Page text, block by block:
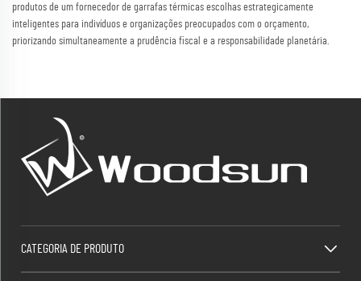
produtos de um fornecedor de garrafas térmicas escolhas estrategicamente
inteligentes para indivíduos e organizações preocupados com o orçamento,
priorizando simultaneamente a prudência fiscal e a responsabilidade planetária.
CATEGORIA DE PRODUTO